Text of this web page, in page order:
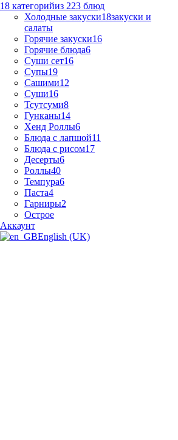
18 категорийиз 223 блюд
Холодные закуски18закуски и
салаты
Горячие закуски16
Горячие блюда6
Суши сет16
Супы19
Сашими12
Суши16
Тсутсуми8
Гунканы14
Хенд Роллы6
Блюда с лапшой11
Блюда с рисом17
Десерты6
Роллы40
Темпура6
Паста4
Гарниры2
Острое
Аккаунт
English (UK)